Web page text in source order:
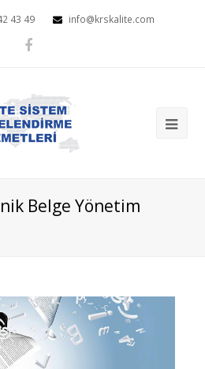
43 49 info@krskalite.com
Belge Yönetim